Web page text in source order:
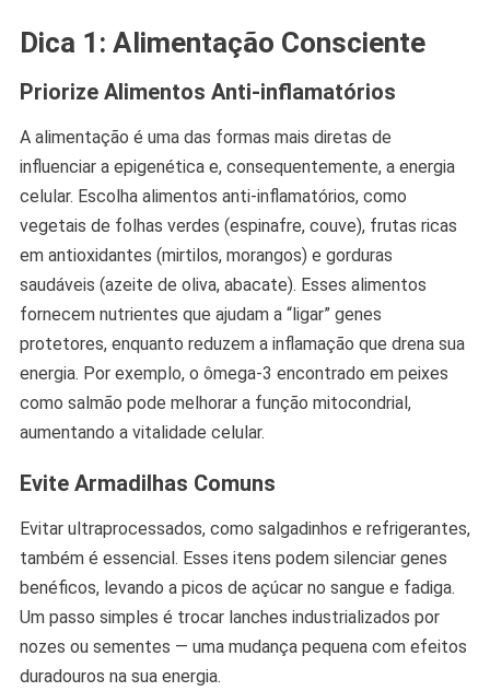
Dica 1: Alimentação Consciente
Priorize Alimentos Anti-inflamatórios
A alimentação é uma das formas mais diretas de
influenciar a epigenética e, consequentemente, a energia
celular. Escolha alimentos anti-inflamatórios, como
vegetais de folhas verdes (espinafre, couve), frutas ricas
em antioxidantes (mirtilos, morangos) e gorduras
saudáveis (azeite de oliva, abacate). Esses alimentos
fornecem nutrientes que ajudam a “ligar” genes
protetores, enquanto reduzem a inflamação que drena sua
energia. Por exemplo, o ômega-3 encontrado em peixes
como salmão pode melhorar a função mitocondrial,
aumentando a vitalidade celular.
Evite Armadilhas Comuns
Evitar ultraprocessados, como salgadinhos e refrigerantes,
também é essencial. Esses itens podem silenciar genes
benéficos, levando a picos de açúcar no sangue e fadiga.
Um passo simples é trocar lanches industrializados por
nozes ou sementes — uma mudança pequena com efeitos
duradouros na sua energia.